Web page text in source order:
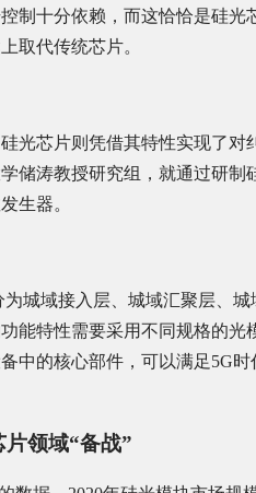
制十分依赖，而这恰恰是硅
取代传统芯片。
光芯片则凭借其特性实现了对
储涛教授研究组，就通过研制
生器。
为城域接入层、城域汇聚层、
能特性需要采用不同规格的光
中的核心部件，可以满足5G时
领域“备战”